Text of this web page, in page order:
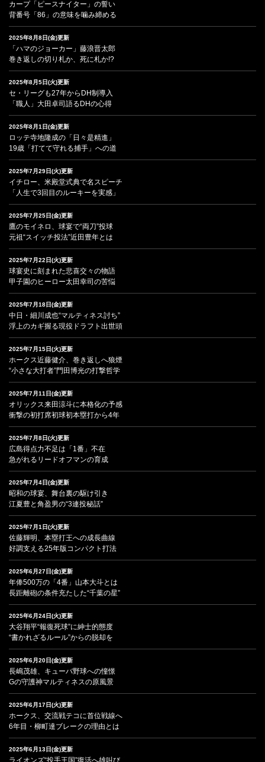
カープ「ピースナイター」の誓い
背番号「86」の意味を噛み締める
2025年8月8日(金)更新
「ハマのジョーカー」藤浪晋太郎
巻き返しの切り札か、死に札か!?
2025年8月5日(火)更新
セ・リーグも27年からDH制導入
「職人」大田卓司語るDHの心得
2025年8月1日(金)更新
ロッテ寺地隆成の「日々是精進」
19歳「打てて守れる捕手」への道
2025年7月29日(火)更新
イチロー、米殿堂式典で名スピーチ
「人生で3回目のルーキーを実感」
2025年7月25日(金)更新
鷹のモイネロ、球宴で“両刀”投球
元祖“スイッチ投法”近田豊年とは
2025年7月22日(火)更新
球宴史に刻まれた悲喜交々の物語
甲子園のヒーロー太田幸司の苦悩
2025年7月18日(金)更新
中日・細川成也“マルティネス討ち”
浮上のカギ握る現役ドラフト出世頭
2025年7月15日(火)更新
ホークス近藤健介、巻き返しへ狼煙
“小さな大打者”門田博光の打撃哲学
2025年7月11日(金)更新
オリックス来田涼斗に本格化の予感
衝撃の初打席初球初本塁打から4年
2025年7月8日(火)更新
広島得点力不足は「1番」不在
急がれるリードオフマンの育成
2025年7月4日(金)更新
昭和の球宴、舞台裏の駆け引き
江夏豊と角盈男の“3連投秘話”
2025年7月1日(火)更新
佐藤輝明、本塁打王への成長曲線
好調支える25年版コンパクト打法
2025年6月27日(金)更新
年俸500万の「4番」山本大斗とは
長距離砲の条件充たした“千葉の星”
2025年6月24日(火)更新
大谷翔平“報復死球”に紳士的態度
“書かれざるルール”からの脱却を
2025年6月20日(金)更新
長嶋茂雄、キューバ野球への憧憬
Gの守護神マルティネスの原風景
2025年6月17日(火)更新
ホークス、交流戦テコに首位戦線へ
6年目・柳町達ブレークの理由とは
2025年6月13日(金)更新
ライオンズ“投手王国”復活へ雄叫び